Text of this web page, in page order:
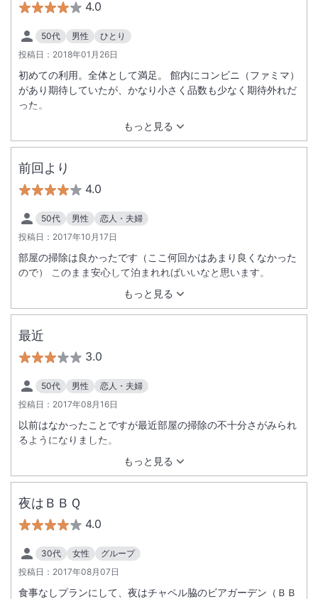
4.0
50代 男性
ひとり
投稿日： 2018年01月26日
もっと見る
初めての利用。全体として満足。 館内にコンビニ（ファミマ）
があり期待していたが、かなり小さく品数も少なく期待外れだ
った。
前回より
4.0
50代 男性
恋人・夫婦
投稿日： 2017年10月17日
もっと見る
部屋の掃除は良かったです（ここ何回かはあまり良くなかった
ので） このまま安心して泊まれればいいなと思います。
最近
3.0
50代 男性
恋人・夫婦
投稿日： 2017年08月16日
もっと見る
以前はなかったことですが最近部屋の掃除の不十分さがみられ
るようになりました。
夜はＢＢＱ
4.0
30代 女性
グループ
投稿日： 2017年08月07日
食事なしプランにして、夜はチャペル脇のビアガーデン（ＢＢ